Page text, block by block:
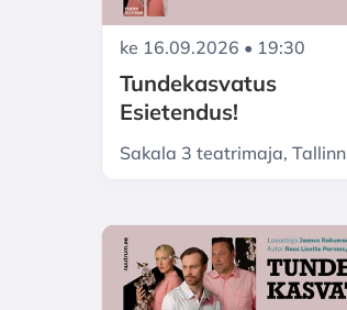
ke 16.09.2026 • 19:30
Tundekasvatus
Esietendus!
Sakala 3 teatrimaja, Tallinn